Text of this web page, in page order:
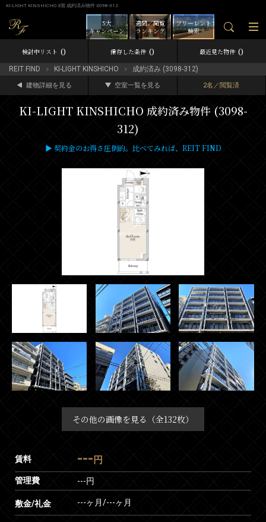
KI-LIGHT KINSHICHO 3階 成約済み物件 3098-312
フリーレント
検索
週間／閲覧
ランキング
5大
キャンペーン
検討中リスト 0 保存した条件 0 最近見た物件 0
REIT FIND KI-LIGHT KINSHICHO 成約済み (3098-312)
建物詳細を見る 空室一覧を見る 2名／閲覧済
KI-LIGHT KINSHICHO 成約済み物件 (3098-
312)
▶ 契約金のお得さ圧倒的。比べてみれば、REIT FIND
その他の画像を見る（全132枚）
賃料 --- 円
管理費 ---円
敷金/礼金 ---ヶ月/---ヶ月